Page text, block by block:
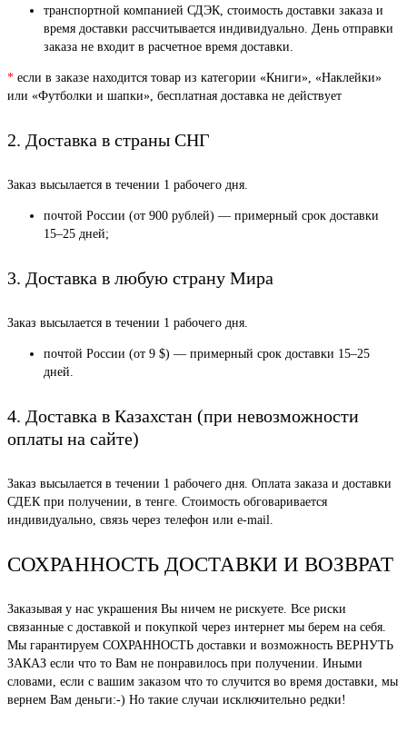
транспортной компанией СДЭК, стоимость доставки заказа и
время доставки рассчитывается индивидуально. День отправки
заказа не входит в расчетное время доставки.
* если в заказе находится товар из категории «Книги», «Наклейки»
или «Футболки и шапки», бесплатная доставка не действует
2. Доставка в страны СНГ
Заказ высылается в течении 1 рабочего дня.
почтой России (от 900 рублей) — примерный срок доставки
15–25 дней;
3. Доставка в любую страну Мира
Заказ высылается в течении 1 рабочего дня.
почтой России (от 9 $) — примерный срок доставки 15–25
дней.
4. Доставка в Казахстан (при невозможности
оплаты на сайте)
Заказ высылается в течении 1 рабочего дня. Оплата заказа и доставки
СДЕК при получении, в тенге. Стоимость обговаривается
индивидуально, связь через телефон или e-mail.
СОХРАННОСТЬ ДОСТАВКИ И ВОЗВРАТ
Заказывая у нас украшения Вы ничем не рискуете. Все риски
связанные с доставкой и покупкой через интернет мы берем на себя.
Мы гарантируем СОХРАННОСТЬ доставки и возможность ВЕРНУТЬ
ЗАКАЗ если что то Вам не понравилось при получении. Иными
словами, если с вашим заказом что то случится во время доставки, мы
вернем Вам деньги:-) Но такие случаи исключительно редки!